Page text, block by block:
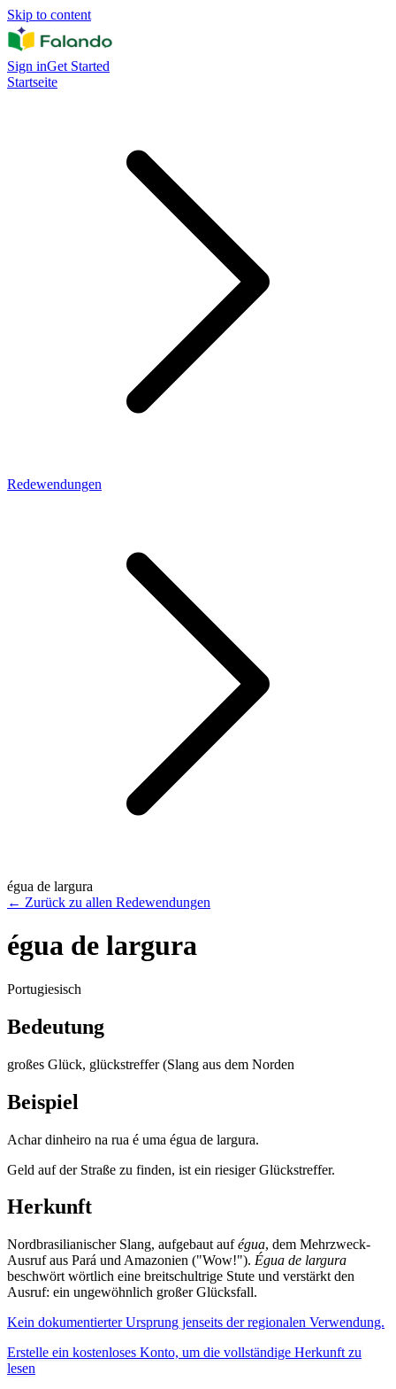
Skip to content
Sign inGet Started
Startseite
Redewendungen
égua de largura
← Zurück zu allen Redewendungen
égua de largura
Portugiesisch
Bedeutung
großes Glück, glückstreffer (Slang aus dem Norden
Beispiel
Achar dinheiro na rua é uma égua de largura.
Geld auf der Straße zu finden, ist ein riesiger Glückstreffer.
Herkunft
Nordbrasilianischer Slang, aufgebaut aufégua, dem Mehrzweck-
Ausruf aus Pará und Amazonien ("Wow!"). Égua de largura
beschwört wörtlich eine breitschultrige Stute und verstärkt den
Ausruf: ein ungewöhnlich großer Glücksfall.
Kein dokumentierter Ursprung jenseits der regionalen Verwendung.
Erstelle ein kostenloses Konto, um die vollständige Herkunft zu
lesen